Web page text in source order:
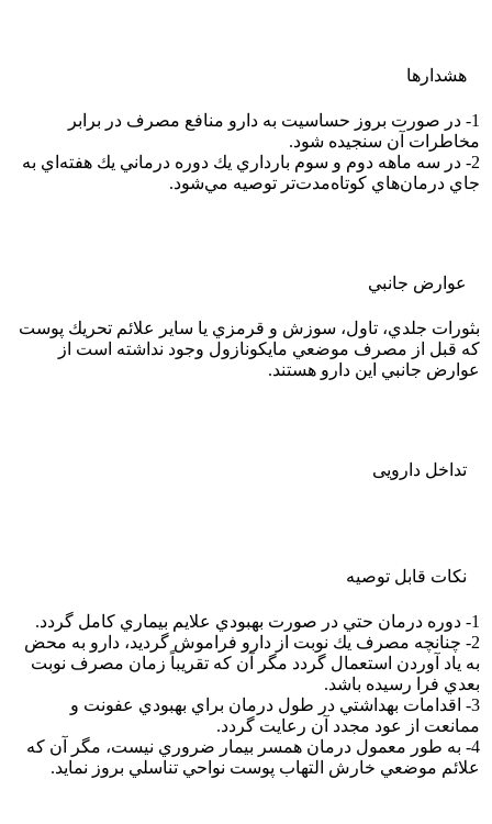
هشدارها
1- در صورت بروز حساسيت به دارو منافع مصرف در برابر
مخاطرات آن سنجيده شود.
2- در سه ماهه دوم و سوم بارداري يك دوره درماني يك هفته‌اي به
جاي درمان‌هاي كوتاه‌مدت‌تر توصيه مي‌شود.
عوارض جانبي
بثورات جلدي، تاول، سوزش و قرمزي يا ساير علائم تحريك پوست
كه قبل از مصرف موضعي مايكونازول وجود نداشته است از
عوارض جانبي اين دارو هستند.
تداخل دارویی
نکات قابل توصيه
1- دوره درمان حتي در صورت بهبودي علايم بيماري كامل گردد.
2- چنانچه مصرف يك نوبت از دارو فراموش گرديد، دارو به محض
به ياد آوردن استعمال گردد مگر آن كه تقريباً زمان مصرف نوبت
بعدي فرا رسيده باشد.
3- اقدامات بهداشتي در طول درمان براي بهبودي عفونت و
ممانعت از عود مجدد آن رعايت گردد.
4- به طور معمول درمان همسر بيمار ضروري نيست، مگر آن كه
علائم موضعي خارش التهاب پوست نواحي تناسلي بروز نمايد.